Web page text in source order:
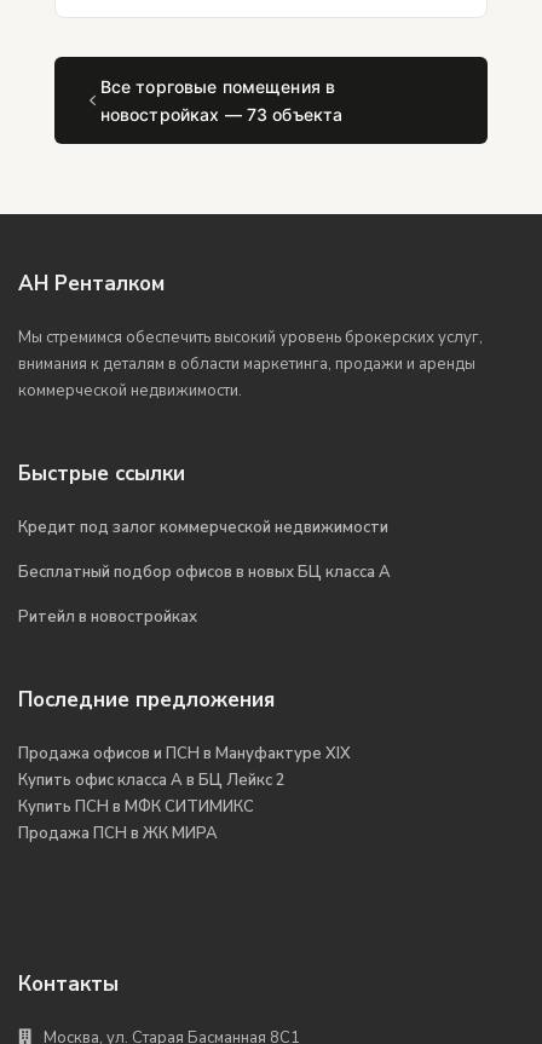
Все торговые помещения в
новостройках — 73 объекта
АН Ренталком
Мы стремимся обеспечить высокий уровень брокерских услуг,
внимания к деталям в области маркетинга, продажи и аренды
коммерческой недвижимости.
Быстрые ссылки
Кредит под залог коммерческой недвижимости
Бесплатный подбор офисов в новых БЦ класса А
Ритейл в новостройках
Последние предложения
Продажа офисов и ПСН в Мануфактуре XIX
Купить офис класса А в БЦ Лейкс 2
Купить ПСН в МФК СИТИМИКС
Продажа ПСН в ЖК МИРА
Контакты
Москва, ул. Старая Басманная 8С1